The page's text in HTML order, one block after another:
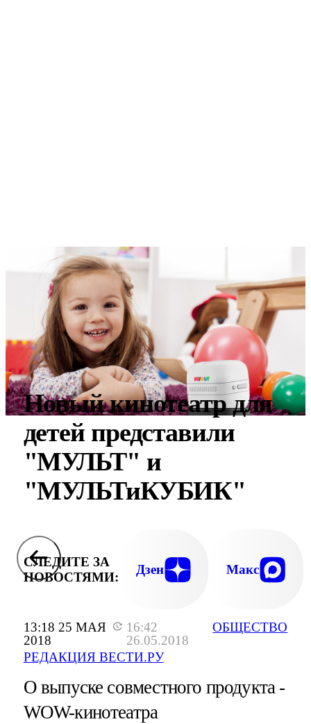
13:18 25 МАЯ
2018
16:42
26.05.2018
РЕДАКЦИЯ ВЕСТИ.РУ
ОБЩЕСТВО
Новый кинотеатр для
детей представили
"МУЛЬТ" и
"МУЛЬТиКУБИК"
СЛЕДИТЕ ЗА
НОВОСТЯМИ:
Дзен Макс
О выпуске совместного продукта -
WOW-кинотеатра